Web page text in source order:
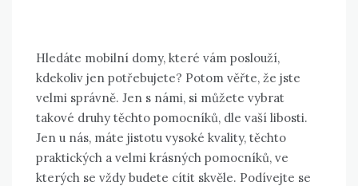
Hledáte mobilní domy, které vám poslouží,
kdekoliv jen potřebujete? Potom věřte, že jste
velmi správně. Jen s námi, si můžete vybrat
takové druhy těchto pomocníků, dle vaší libosti.
Jen u nás, máte jistotu vysoké kvality, těchto
praktických a velmi krásných pomocníků, ve
kterých se vždy budete cítit skvěle. Podívejte se